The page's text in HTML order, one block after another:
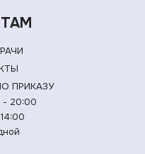
ПРИКАЗУ
- 20:00